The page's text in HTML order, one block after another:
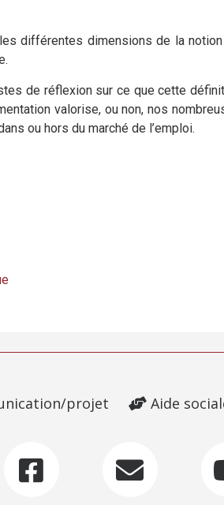
différentes dimensions de la
de réflexion sur ce que cette
valorise, ou non, nos
ou hors du marché de l’emploi.
projet Aide